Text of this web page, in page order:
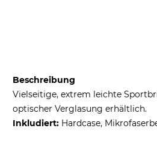
Beschreibung
Vielseitige, extrem leichte
optischer Verglasung erhältlich.
Inkludiert: Hardcase,